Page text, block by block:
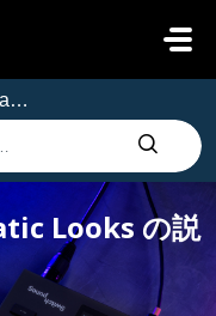
Looks の説